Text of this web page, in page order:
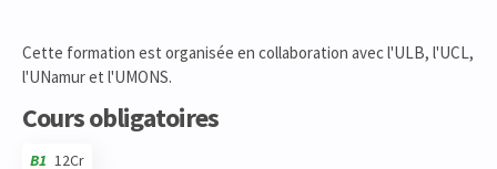
Cette formation est organisée en collaboration avec l'ULB, l'UCL,
l'UNamur et l'UMONS.
Cours obligatoires
B1 12Cr